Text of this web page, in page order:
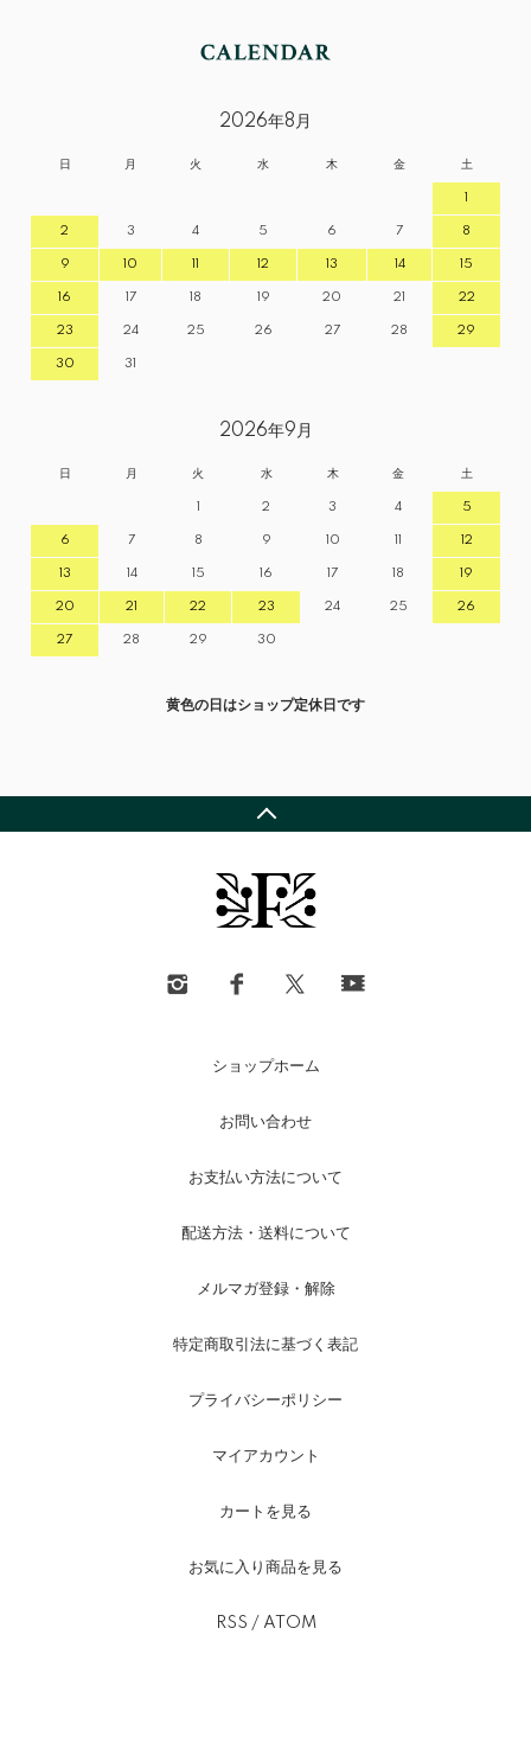
2026年8月
日 月 火 水 木 金 土
1
2 3 4 5 6 7 8
9 10 11 12 13 14 15
16 17 18 19 20 21 22
23 24 25 26 27 28 29
30 31
2026年9月
日 月 火 水 木 金 土
1 2 3 4 5
6 7 8 9 10 11 12
13 14 15 16 17 18 19
20 21 22 23 24 25 26
27 28 29 30
黄色の日はショップ定休日です
ショップホーム
お問い合わせ
お支払い方法について
配送方法・送料について
メルマガ登録・解除
特定商取引法に基づく表記
プライバシーポリシー
マイアカウント
カートを見る
お気に入り商品を見る
RSS / ATOM